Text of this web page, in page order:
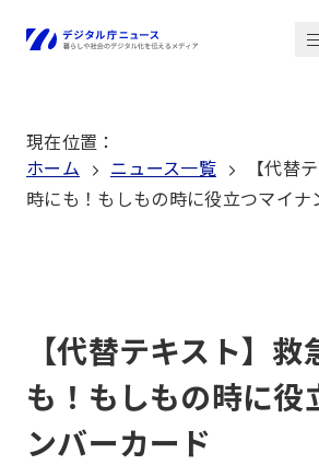
本
文
動
現在位置 ：
ホーム
ニュース一覧
【代替
時にも！もしもの時に役立つマイナ
【代替テキスト】
も！もしもの時に役
ンバーカード